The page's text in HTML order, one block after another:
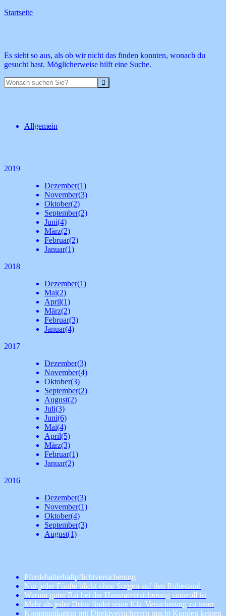
Startseite
Es sieht so aus, als ob wir nicht das finden konnten, wonach du
gesucht hast. Möglicherweise hilft eine Suche.
Allgemein
2019
Dezember(1)
November(3)
Oktober(2)
September(2)
Juni(4)
März(2)
Februar(2)
Januar(1)
2018
Dezember(1)
Mai(2)
April(1)
März(2)
Februar(3)
Januar(4)
2017
Dezember(3)
November(4)
Oktober(3)
September(2)
August(2)
Juli(3)
Juni(6)
Mai(4)
April(5)
März(3)
Februar(1)
Januar(2)
2016
Dezember(3)
November(1)
Oktober(4)
September(3)
August(1)
Pferdehalterhaftpflichtversicherung
Nur jeder Fünfte blickt ohne Sorgen auf den Ruhestand
Warum guter Rat bei der Hausratversicherung sinnvoll ist
Mehr als jeder Dritte findet seine Kfz-Versicherung zu teuer
Kommunikation mit Direktversicherern macht Kunden keinen